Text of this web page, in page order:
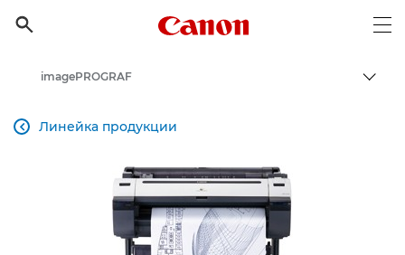

Canon Logo, back to
Поддержка продукции для бизнеса
imagePROGRAF
Линейка продукции
